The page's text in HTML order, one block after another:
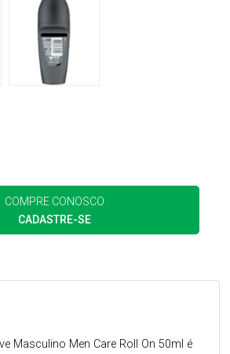
COMPRE CONOSCO
CADASTRE-SE
Masculino Men Care Roll On 50ml é